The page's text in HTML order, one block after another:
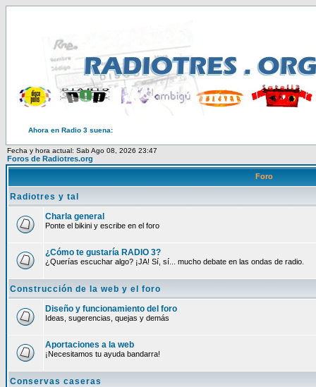
Ahora en Radio 3 suena:
Fecha y hora actual: Sab Ago 08, 2026 23:47
Foros de Radiotres.org
Foro
Radiotres y tal
Charla general
Ponte el bikini y escribe en el foro
¿Cómo te gustaría RADIO 3?
¿Querías escuchar algo? ¡JA! Sí, sí... mucho debate en las ondas de radio.
Construcción de la web y el foro
Diseño y funcionamiento del foro
Ideas, sugerencias, quejas y demás
Aportaciones a la web
¡Necesitamos tu ayuda bandarra!
Conservas caseras